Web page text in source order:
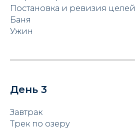
Постановка и ревизия целей
Баня
Ужин
День 3
Завтрак
Трек по озеру